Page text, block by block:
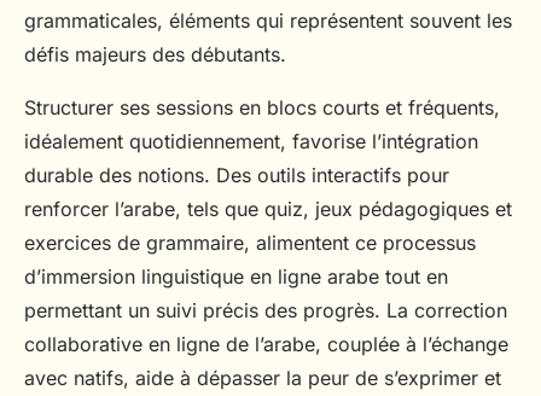
grammaticales, éléments qui représentent souvent les
défis majeurs des débutants.
Structurer ses sessions en blocs courts et fréquents,
idéalement quotidiennement, favorise l’intégration
durable des notions. Des outils interactifs pour
renforcer l’arabe, tels que quiz, jeux pédagogiques et
exercices de grammaire, alimentent ce processus
d’immersion linguistique en ligne arabe tout en
permettant un suivi précis des progrès. La correction
collaborative en ligne de l’arabe, couplée à l’échange
avec natifs, aide à dépasser la peur de s’exprimer et